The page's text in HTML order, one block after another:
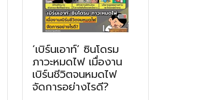
‘เบิร์นเอาท์’ ซินโดรม
ภาวะหมดไฟ เมื่องาน
เบิร์นชีวิตจนหมดไฟ
จัดการอย่างไรดี?